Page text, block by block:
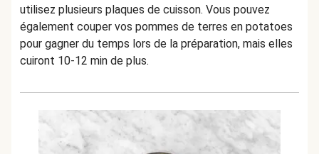
utilisez plusieurs plaques de cuisson. Vous pouvez
également couper vos pommes de terres en potatoes
pour gagner du temps lors de la préparation, mais elles
cuiront 10-12 min de plus.